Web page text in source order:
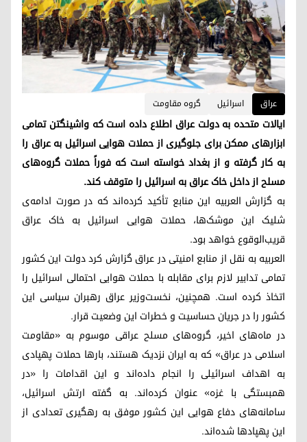
عراق اسرائیل گروه مقاومت
ایالات متحده به دولت عراق اطلاع داده است که واشینگتن تمامی
ابزارهای ممکن برای جلوگیری از حملات هوایی اسرائیل به عراق را
به کار گرفته و از بغداد خواسته است که فوراً حملات گروه‌های
مسلح از داخل خاک عراق به اسرائیل را متوقف کند.
به گزارش العربیه این منابع تأکید کرده‌اند که در صورت ادامه‌ی
شلیک این موشک‌ها، حملات هوایی اسرائیل به خاک عراق
قریب‌الوقوع خواهد بود.
العربیه به نقل از منابع امنیتی در عراق گزارش کرد دولت این کشور
تمامی تدابیر لازم برای مقابله با حملات هوایی احتمالی اسرائیل را
اتخاذ کرده است. همچنین، نخست‌وزیر عراق رهبران سیاسی این
کشور را در جریان حساسیت و خطرات این وضعیت قرار.
در ماه‌های اخیر، گروه‌های مسلح عراقی موسوم به «مقاومت
اسلامی در عراق» که به ایران نزدیک هستند، بارها حملات پهپادی
به اهداف اسرائیلی را انجام داده‌اند و این اقدامات را «در
همبستگی با غزه» عنوان کرده‌اند. به گفته ارتش اسرائیل،
سامانه‌های دفاع هوایی این کشور موفق به رهگیری تعدادی از
این پهپادها شده‌اند.